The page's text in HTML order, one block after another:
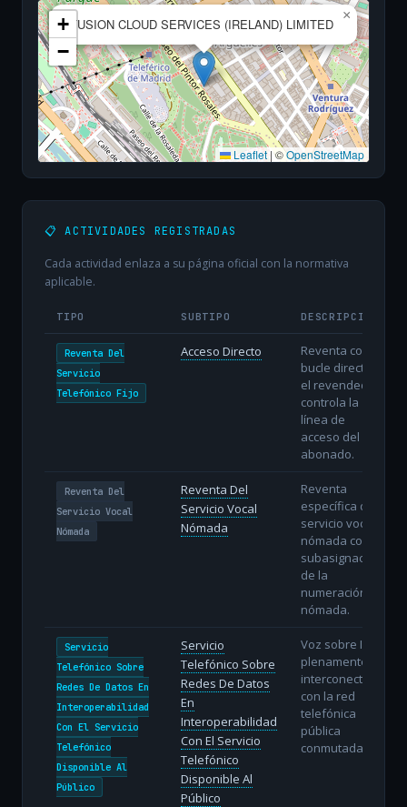
FUSION CLOUD SERVICES (IRELAND) LIMITED
×
+
−
Leaflet |©OpenStreetMap
📋 ACTIVIDADES REGISTRADAS
Cada actividad enlaza a su página oficial con la normativa
aplicable.
TIPO SUBTIPO DESCRIPCIÓN
Reventa Del
Servicio
Telefónico Fijo
Acceso Directo
Reventa con
bucle directo:
el revendedor
controla la
línea de
acceso del
abonado.
Reventa Del
Servicio Vocal
Nómada
Reventa Del
Servicio Vocal
Nómada
Reventa
específica del
servicio vocal
nómada con
subasignación
de la
numeración
nómada.
Servicio
Telefónico Sobre
Redes De Datos En
Interoperabilidad
Con El Servicio
Telefónico
Disponible Al
Público
Servicio
Telefónico Sobre
Redes De Datos
En
Interoperabilidad
Con El Servicio
Telefónico
Disponible Al
Público
Voz sobre IP
plenamente
interconectada
con la red
telefónica
pública
conmutada.